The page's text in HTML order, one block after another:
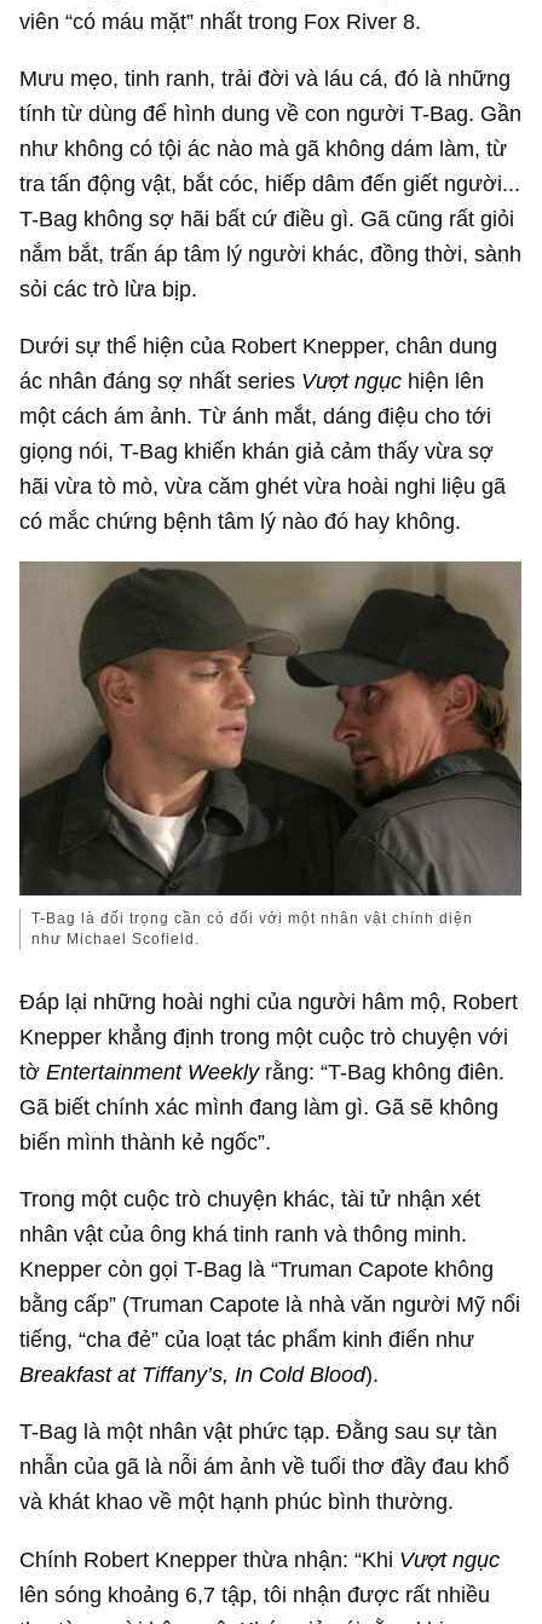
viên “có máu mặt” nhất trong Fox River 8.
Mưu mẹo, tinh ranh, trải đời và láu cá, đó là những
tính từ dùng để hình dung về con người T-Bag. Gần
như không có tội ác nào mà gã không dám làm, từ
tra tấn động vật, bắt cóc, hiếp dâm đến giết người...
T-Bag không sợ hãi bất cứ điều gì. Gã cũng rất giỏi
nắm bắt, trấn áp tâm lý người khác, đồng thời, sành
sỏi các trò lừa bịp.
Dưới sự thể hiện của Robert Knepper, chân dung
ác nhân đáng sợ nhất series Vượt ngục hiện lên
một cách ám ảnh. Từ ánh mắt, dáng điệu cho tới
giọng nói, T-Bag khiến khán giả cảm thấy vừa sợ
hãi vừa tò mò, vừa căm ghét vừa hoài nghi liệu gã
có mắc chứng bệnh tâm lý nào đó hay không.
T-Bag là đối trọng cần có đối với một nhân vật chính diện
như Michael Scofield.
Đáp lại những hoài nghi của người hâm mộ, Robert
Knepper khẳng định trong một cuộc trò chuyện với
tờ Entertainment Weeklyrằng: “T-Bag không điên.
Gã biết chính xác mình đang làm gì. Gã sẽ không
biến mình thành kẻ ngốc”.
Trong một cuộc trò chuyện khác, tài tử nhận xét
nhân vật của ông khá tinh ranh và thông minh.
Knepper còn gọi T-Bag là “Truman Capote không
bằng cấp” (Truman Capote là nhà văn người Mỹ nổi
tiếng, “cha đẻ” của loạt tác phẩm kinh điển như
Breakfast at Tiffany’s, In Cold Blood).
T-Bag là một nhân vật phức tạp. Đằng sau sự tàn
nhẫn của gã là nỗi ám ảnh về tuổi thơ đầy đau khổ
và khát khao về một hạnh phúc bình thường.
Chính Robert Knepper thừa nhận: “Khi Vượt ngục
lên sóng khoảng 6,7 tập, tôi nhận được rất nhiều